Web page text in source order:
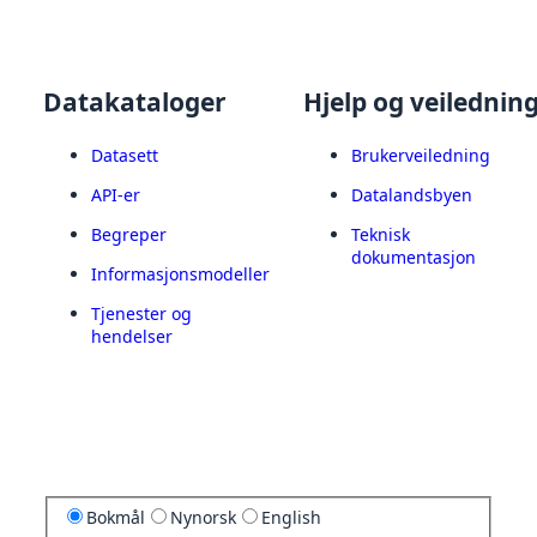
Datakataloger
Datasett
API-er
Begreper
Informasjonsmodeller
Tjenester og
hendelser
Hjelp og
Brukerveiledning
Datalandsbyen
Teknisk
dokumentasjon
Bokmål Nynorsk English